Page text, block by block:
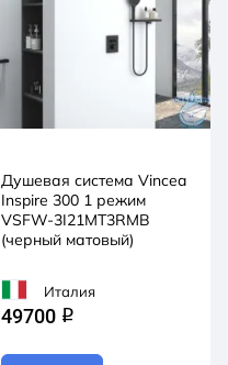
Душевая система Vincea
Inspire 300 1 режим
VSFW-3I21MT3RMB
(черный матовый)
Италия
49700 q